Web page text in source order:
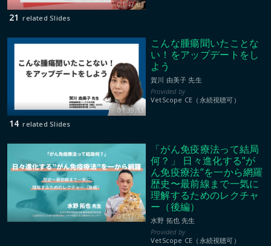
01:47:03
21 related Slides
01:39:13
こんな腫瘍聞いたことな
い！をアップデートをし
よう
賀川 由美子 先生
VetScope CE（永続視聴可）
14 related Slides
01:17:26
「がん免疫療法って結局
何？」 日々進化する”が
ん免疫療法”を一から網羅
歴史〜最前線まで一気に
理解するためのレクチャ
ー（後編）
水野 拓也 先生
VetScope CE（永続視聴可）